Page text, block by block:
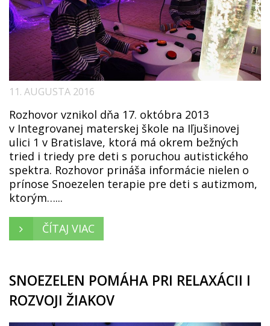
11. AUGUSTA 2016
Rozhovor vznikol dňa 17. októbra 2013
v Integrovanej materskej škole na Iľjušinovej
ulici 1 v Bratislave, ktorá má okrem bežných
tried i triedy pre deti s poruchou autistického
spektra. Rozhovor prináša informácie nielen o
prínose Snoezelen terapie pre deti s autizmom,
ktorým…...
ČÍTAJ VIAC
SNOEZELEN POMÁHA PRI RELAXÁCII I
ROZVOJI ŽIAKOV